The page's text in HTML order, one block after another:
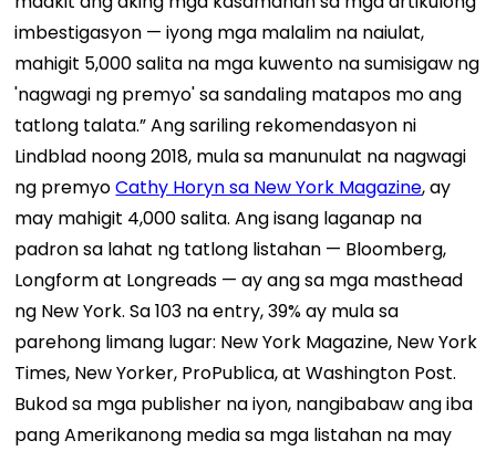
imbestigasyon — iyong mga malalim na naiulat,
mahigit 5,000 salita na mga kuwento na sumisigaw ng
'nagwagi ng premyo' sa sandaling matapos mo ang
tatlong talata.” Ang sariling rekomendasyon ni
Lindblad noong 2018, mula sa manunulat na nagwagi
ng premyoCathy Horyn sa New York Magazine, ay
may mahigit 4,000 salita. Ang isang laganap na
padron sa lahat ng tatlong listahan — Bloomberg,
Longform at Longreads — ay ang sa mga masthead
ng New York. Sa 103 na entry, 39% ay mula sa
parehong limang lugar: New York Magazine, New York
Times, New Yorker, ProPublica, at Washington Post.
Bukod sa mga publisher na iyon, nangibabaw ang iba
pang Amerikanong media sa mga listahan na may